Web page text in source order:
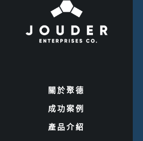
關於聚德
成功案例
產品介紹